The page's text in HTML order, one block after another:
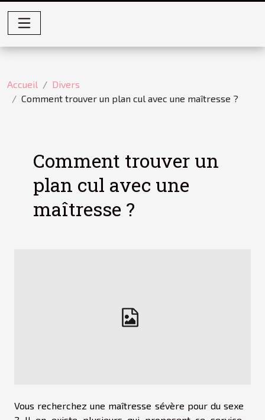
Accueil
Divers
Comment trouver un plan cul avec une maîtresse ?
Comment trouver un
plan cul avec une
maîtresse ?
Vous recherchez une maîtresse sévère pour du sexe